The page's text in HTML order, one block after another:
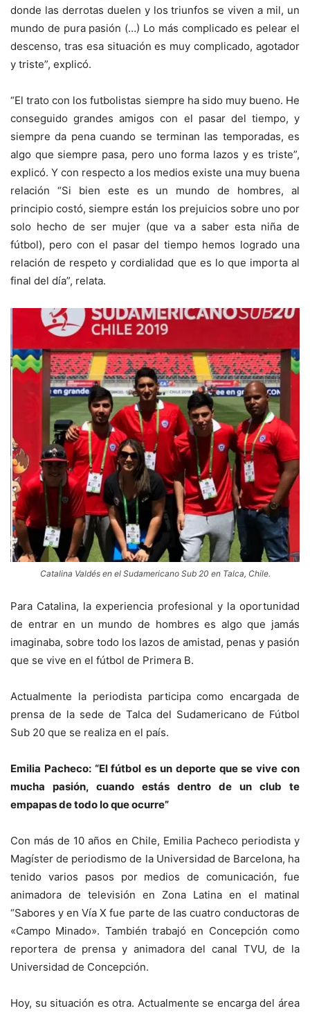
donde las derrotas duelen y los triunfos se viven a mil, un
mundo de pura pasión (…) Lo más complicado es pelear el
descenso, tras esa situación es muy complicado, agotador
y triste”, explicó.
“El trato con los futbolistas siempre ha sido muy bueno. He
conseguido grandes amigos con el pasar del tiempo, y
siempre da pena cuando se terminan las temporadas, es
algo que siempre pasa, pero uno forma lazos y es triste”,
explicó. Y con respecto a los medios existe una muy buena
relación “Si bien este es un mundo de hombres, al
principio costó, siempre están los prejuicios sobre uno por
solo hecho de ser mujer (que va a saber esta niña de
fútbol), pero con el pasar del tiempo hemos logrado una
relación de respeto y cordialidad que es lo que importa al
final del día”, relata.
Catalina Valdés en el Sudamericano Sub 20 en Talca, Chile.
Para Catalina, la experiencia profesional y la oportunidad
de entrar en un mundo de hombres es algo que jamás
imaginaba, sobre todo los lazos de amistad, penas y pasión
que se vive en el fútbol de Primera B.
Actualmente la periodista participa como encargada de
prensa de la sede de Talca del Sudamericano de Fútbol
Sub 20 que se realiza en el país.
Emilia Pacheco: “El fútbol es un deporte que se vive con
mucha pasión, cuando estás dentro de un club te
empapas de todo lo que ocurre”
Con más de 10 años en Chile, Emilia Pacheco periodista y
Magíster de periodismo de la Universidad de Barcelona, ha
tenido varios pasos por medios de comunicación, fue
animadora de televisión en Zona Latina en el matinal
“Sabores y en Vía X fue parte de las cuatro conductoras de
«Campo Minado». También trabajó en Concepción como
reportera de prensa y animadora del canal TVU, de la
Universidad de Concepción.
Hoy, su situación es otra. Actualmente se encarga del área